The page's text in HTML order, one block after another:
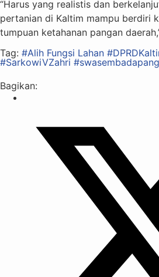
“Harus yang realistis dan
pertanian di Kaltim mampu berdiri
tumpuan ketahanan pangan
Tag: #Alih Fungsi Lahan
#SarkowiVZahri
Bagikan: